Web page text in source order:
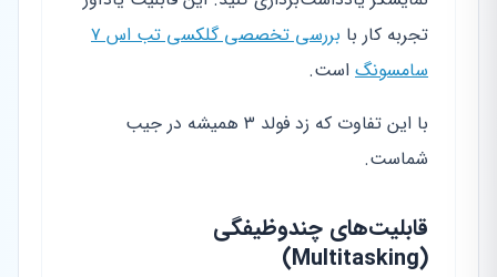
تجربه کار با
بررسی تخصصی گلکسی تب اس ۷
سامسونگ است.
با این تفاوت که زد فولد ۳ همیشه در جیب
شماست.
قابلیت‌های چندوظیفگی
(Multitasking)